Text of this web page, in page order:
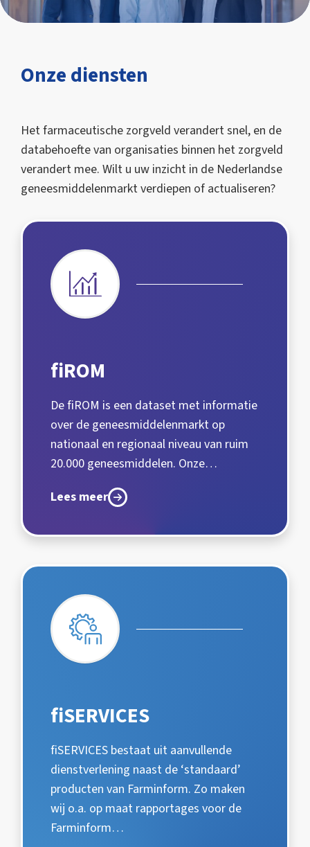
Onze diensten
Het farmaceutische zorgveld verandert snel, en de
databehoefte van organisaties binnen het zorgveld
verandert mee. Wilt u uw inzicht in de Nederlandse
geneesmiddelenmarkt verdiepen of actualiseren?
fiROM
De fiROM is een dataset met informatie
over de geneesmiddelenmarkt op
nationaal en regionaal niveau van ruim
20.000 geneesmiddelen. Onze…
Lees meer
fiSERVICES
fiSERVICES bestaat uit aanvullende
dienstverlening naast de ‘standaard’
producten van Farminform. Zo maken
wij o.a. op maat rapportages voor de
Farminform…